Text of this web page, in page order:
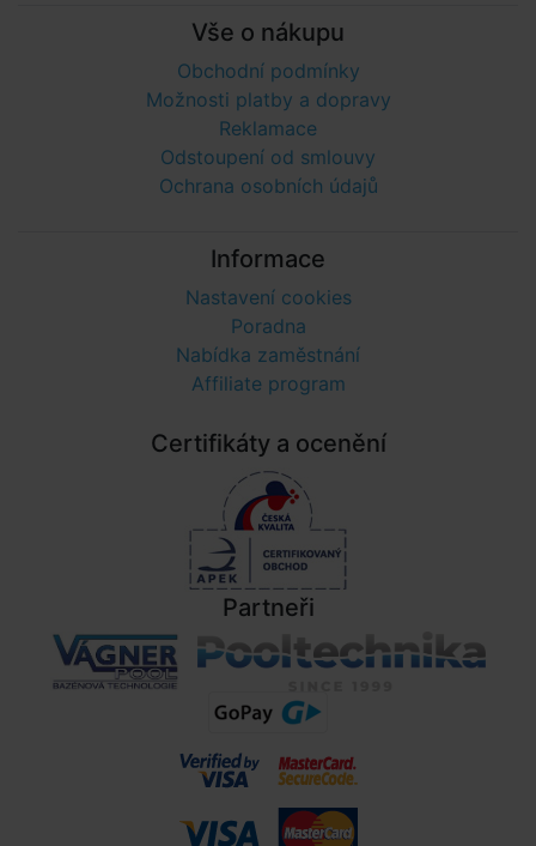
Vše o nákupu
Obchodní podmínky
Možnosti platby a dopravy
Reklamace
Odstoupení od smlouvy
Ochrana osobních údajů
Informace
Nastavení cookies
Poradna
Nabídka zaměstnání
Affiliate program
Certifikáty a ocenění
Partneři